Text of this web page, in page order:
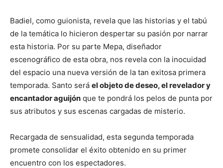
Badiel, como guionista, revela que las historias y el tabú
de la temática lo hicieron despertar su pasión por narrar
esta historia. Por su parte Mepa, diseñador
escenográfico de esta obra, nos revela con la inocuidad
del espacio una nueva versión de la tan exitosa primera
temporada. Santo será el objeto de deseo, el revelador y
encantador aguijón que te pondrá los pelos de punta por
sus atributos y sus escenas cargadas de misterio.
Recargada de sensualidad, esta segunda temporada
promete consolidar el éxito obtenido en su primer
encuentro con los espectadores.